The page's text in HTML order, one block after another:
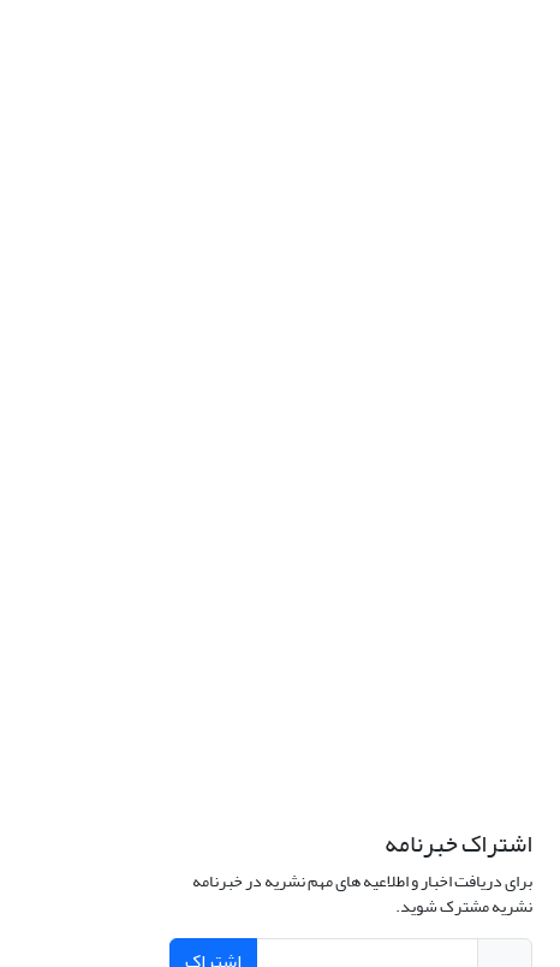
اشتراک خبرنامه
برای دریافت اخبار و اطلاعیه های مهم نشریه در خبرنامه
نشریه مشترک شوید.